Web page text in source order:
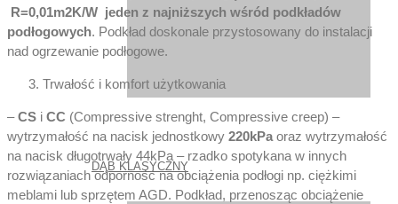
DĄB KLASYCZNY
R=0,01m2K/W jeden z najniższych wśród podkładów
podłogowych. Podkład doskonale przystosowany do instalacji
nad ogrzewanie podłogowe.
Trwałość i komfort użytkowania
–CS i CC (Compressive strenght, Compressive creep) –
wytrzymałość na nacisk jednostkowy 220kPaoraz wytrzymałość
na nacisk długotrwały 44kPa – rzadko spotykana w innych
rozwiązaniach odporność na obciążenia podłogi np. ciężkimi
meblami lub sprzętem AGD. Podkład, przenosząc obciążenie